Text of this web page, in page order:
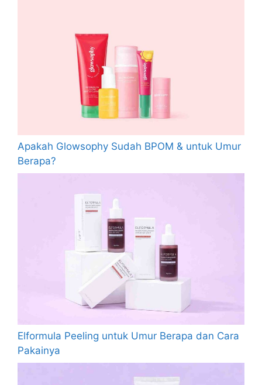
Apakah Glowsophy Sudah BPOM & untuk Umur
Berapa?
Elformula Peeling untuk Umur Berapa dan Cara
Pakainya